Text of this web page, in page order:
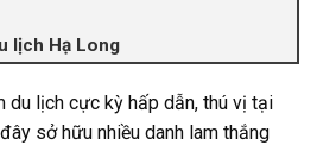
lịch Hạ Long
du lịch cực kỳ hấp dẫn, thú vị tại
sở hữu nhiều danh lam thắng